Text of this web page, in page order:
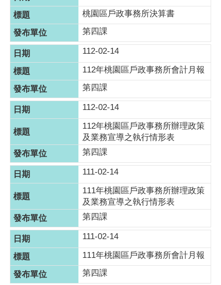
桃園區戶政事務所決算書
第四課
112-02-14
​112年桃園區戶政事務所會計月報
第四課
112-02-14
​112年桃園區戶政事務所辦理政策
及業務宣導之執行情形表
第四課
111-02-14
111年桃園區戶政事務所辦理政策
及業務宣導之執行情形表
第四課
111-02-14
111年桃園區戶政事務所會計月報
第四課